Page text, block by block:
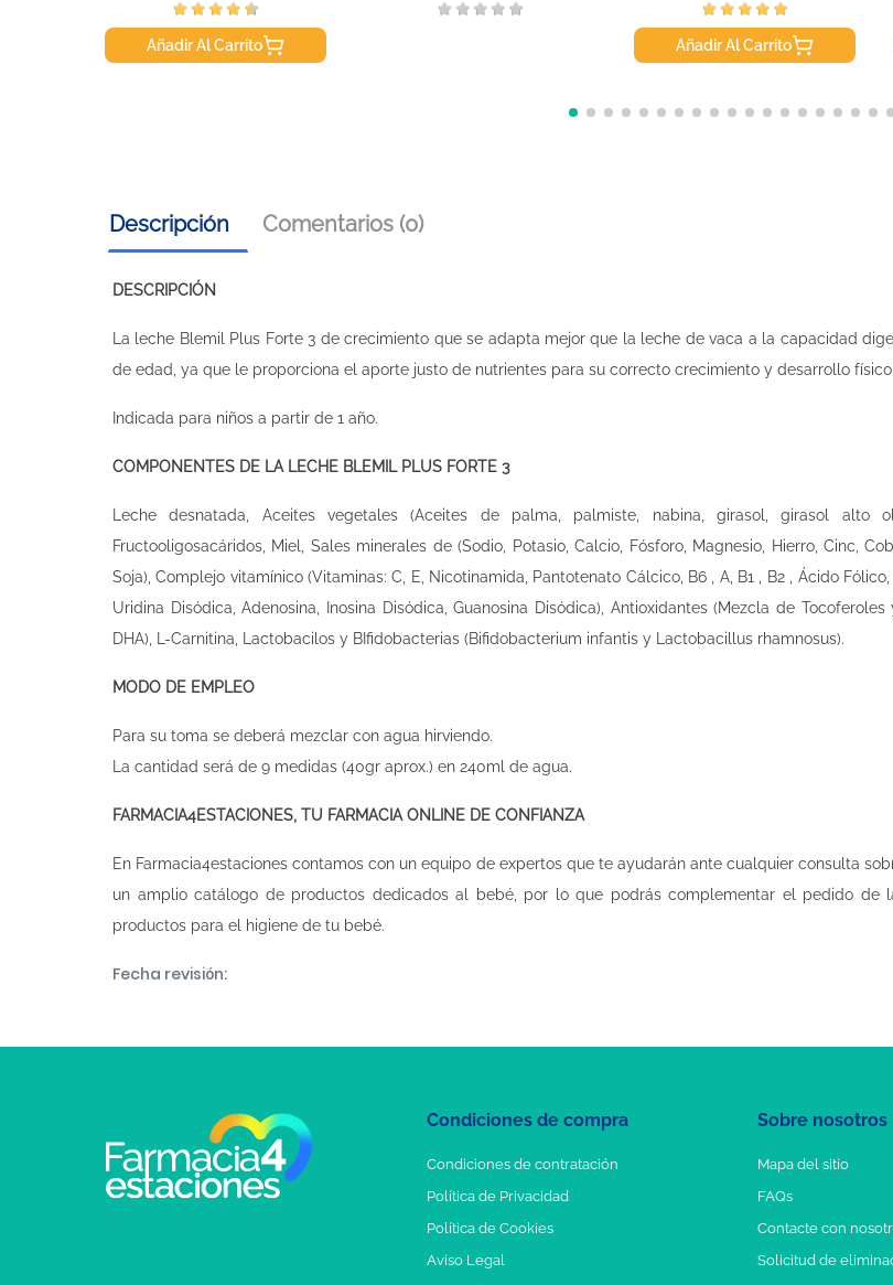
Añadir Al Carrito Añadir Al Carrito
Descripción Comentarios (0)
DESCRIPCIÓN
La leche Blemil Plus Forte 3 de crecimiento que se adapta mejor que la leche de vaca a la capacidad
de edad, ya que le proporciona el aporte justo de nutrientes para su correcto crecimiento y desarrollo
Indicada para niños a partir de 1 año.
COMPONENTES DE LA LECHE BLEMIL PLUS FORTE 3
Leche desnatada, Aceites vegetales (Aceites de palma, palmiste, nabina, girasol, girasol alto
Fructooligosacáridos, Miel, Sales minerales de (Sodio, Potasio, Calcio, Fósforo, Magnesio, Hierro, Cinc,
Soja), Complejo vitamínico (Vitaminas: C, E, Nicotinamida, Pantotenato Cálcico, B6 , A, B1 , B2 , Ácido
Uridina Disódica, Adenosina, Inosina Disódica, Guanosina Disódica), Antioxidantes (Mezcla de
DHA), L-Carnitina, Lactobacilos y BIfidobacterias (Bifidobacterium infantis y Lactobacillus rhamnosus).
MODO DE EMPLEO
Para su toma se deberá mezclar con agua hirviendo.
La cantidad será de 9 medidas (40gr aprox.) en 240ml de agua.
FARMACIA4ESTACIONES, TU FARMACIA ONLINE DE CONFIANZA
En Farmacia4estaciones contamos con un equipo de expertos que te ayudarán ante cualquier consulta
un amplio catálogo de productos dedicados al bebé, por lo que podrás complementar el pedido
productos para el higiene de tu bebé.
Fecha revisión:
Condiciones de compra
Condiciones de contratación
Política de Privacidad
Política de Cookies
Aviso Legal
Sobre nosotros
Mapa del sitio
FAQs
Contacte con
Solicitud de